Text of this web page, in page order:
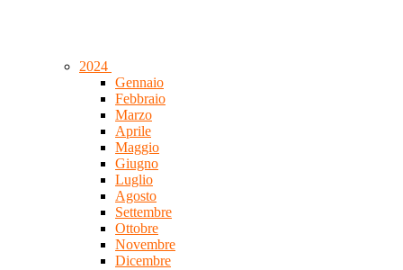
2024
Gennaio
Febbraio
Marzo
Aprile
Maggio
Giugno
Luglio
Agosto
Settembre
Ottobre
Novembre
Dicembre